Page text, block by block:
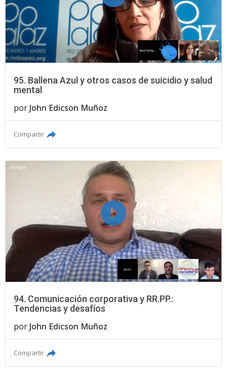
95. Ballena Azul y otros casos de suicidio y salud
mental
por John Edicson Muñoz
Compartir
94. Comunicación corporativa y RR.PP.:
Tendencias y desafíos
por John Edicson Muñoz
Compartir